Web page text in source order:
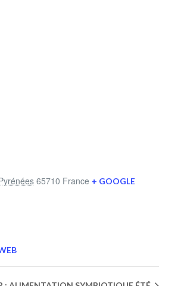
65710 France + GOOGLE